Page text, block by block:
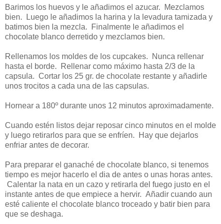
Barimos los huevos y le añadimos el azucar. Mezclamos
bien. Luego le añadimos la harina y la levadura tamizada y
batimos bien la mezcla. Finalmente le añadimos el
chocolate blanco derretido y mezclamos bien.
Rellenamos los moldes de los cupcakes. Nunca rellenar
hasta el borde. Rellenar como máximo hasta 2/3 de la
capsula. Cortar los 25 gr. de chocolate restante y añadirle
unos trocitos a cada una de las capsulas.
Hornear a 180º durante unos 12 minutos aproximadamente.
Cuando estén listos dejar reposar cinco minutos en el molde
y luego retirarlos para que se enfríen. Hay que dejarlos
enfriar antes de decorar.
Para preparar el ganaché de chocolate blanco, si tenemos
tiempo es mejor hacerlo el dia de antes o unas horas antes.
Calentar la nata en un cazo y retirarla del fuego justo en el
instante antes de que empiece a hervir. Añadir cuando aun
esté caliente el chocolate blanco troceado y batir bien para
que se deshaga.